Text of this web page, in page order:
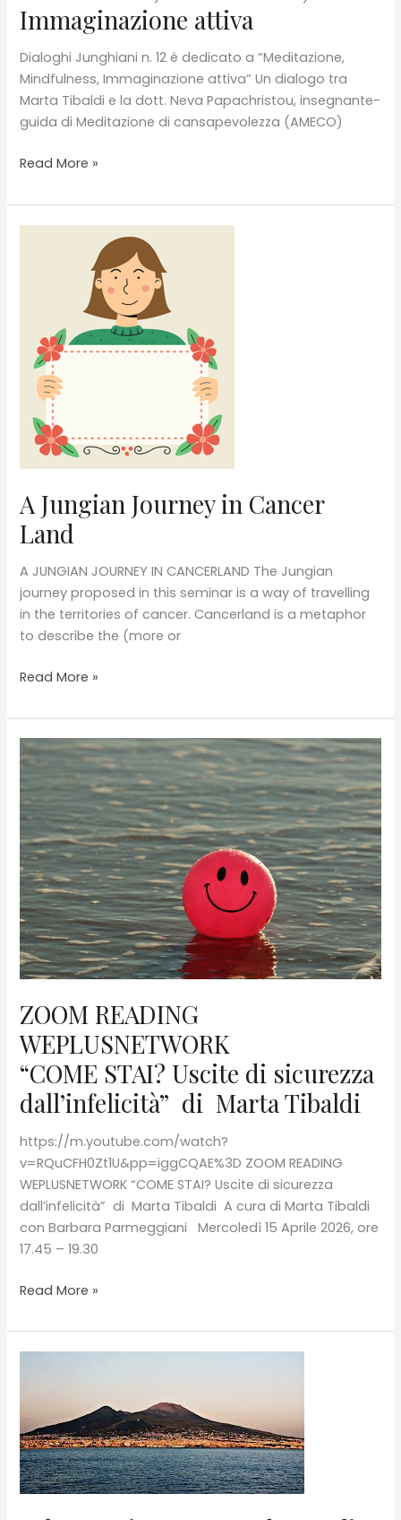
Immaginazione attiva
Dialoghi Junghiani n. 12 è dedicato a “Meditazione,
Mindfulness, Immaginazione attiva” Un dialogo tra
Marta Tibaldi e la dott. Neva Papachristou, insegnante-
guida di Meditazione di cansapevolezza (AMECO)
Meditazione,
Immaginazione
attiva
Read More »
A Jungian Journey in Cancer
Land
A JUNGIAN JOURNEY IN CANCERLAND The Jungian
journey proposed in this seminar is a way of travelling
in the territories of cancer. Cancerland is a metaphor
to describe the (more or
A
Journey
in
Cancer
Land
Read More »
ZOOM READING
WEPLUSNETWORK
“COME STAI? Uscite di sicurezza
dall’infelicità” di Marta Tibaldi
https://m.youtube.com/watch?
v=RQuCFH0Zt1U&pp=iggCQAE%3D ZOOM READING
WEPLUSNETWORK “COME STAI? Uscite di sicurezza
dall’infelicità” di Marta Tibaldi A cura di Marta Tibaldi
con Barbara Parmeggiani Mercoledì 15 Aprile 2026, ore
17.45 – 19.30
ZOOM
WEPLUSNETWORK
“COME
STAI?
Read More »